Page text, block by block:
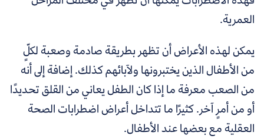
العمرية.
يمكن لهذه الأعراض أن تظهر بطريقة صادمة وصعبة لكلٍّ
من الأطفال الذين يختبرونها ولآبائهم كذلك. إضافة إلى أنه
من الصعب معرفة ما إذا كان الطفل يعاني من القلق تحديدًا
أو من أمرٍ آخر. كثيرًا ما تتداخل أعراض اضطرابات الصحة
العقلية مع بعضها عند الأطفال.